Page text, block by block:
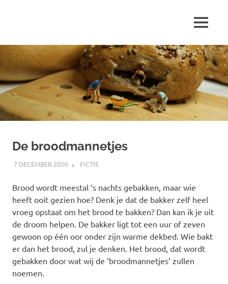
inhoud
schrijft
over
…
MENU
De broodmannetjes
7 DECEMBER 2020 MARJOLEIN
FICTIE
Brood wordt meestal ‘s nachts gebakken, maar wie
heeft ooit gezien hoe? Denk je dat de bakker zelf heel
vroeg opstaat om het brood te bakken? Dan kan ik je uit
de droom helpen. De bakker ligt tot een uur of zeven
gewoon op één oor onder zijn warme dekbed. Wie bakt
er dan het brood, zul je denken. Het brood, dat wordt
gebakken door wat wij de ‘broodmannetjes’ zullen
noemen.